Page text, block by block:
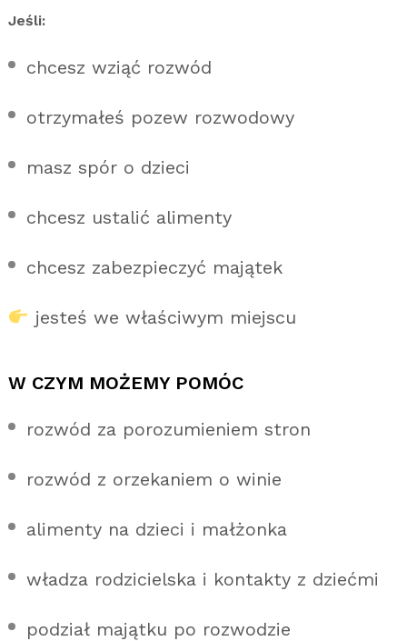
Jeśli:
chcesz wziąć rozwód
otrzymałeś pozew rozwodowy
masz spór o dzieci
chcesz ustalić alimenty
chcesz zabezpieczyć majątek
jesteś we właściwym miejscu
W CZYM MOŻEMY POMÓC
rozwód za porozumieniem stron
rozwód z orzekaniem o winie
alimenty na dzieci i małżonka
władza rodzicielska i kontakty z dziećmi
podział majątku po rozwodzie